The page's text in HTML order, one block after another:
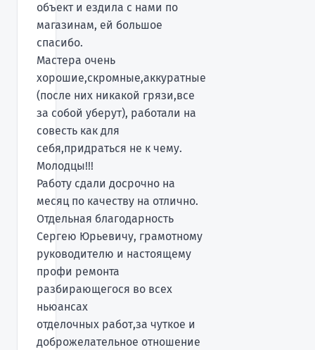
объект и ездила с нами по
магазинам, ей большое
спасибо.
Мастера очень
хорошие,скромные,аккуратные
(после них никакой грязи,все
за собой уберут), работали на
совесть как для
себя,придраться не к чему.
Молодцы!!!
Работу сдали досрочно на
месяц по качеству на отлично.
Отдельная благодарность
Сергею Юрьевичу, грамотному
руководителю и настоящему
профи ремонта
разбирающегося во всех
ньюансах
отделочных работ,за чуткое и
доброжелательное отношение